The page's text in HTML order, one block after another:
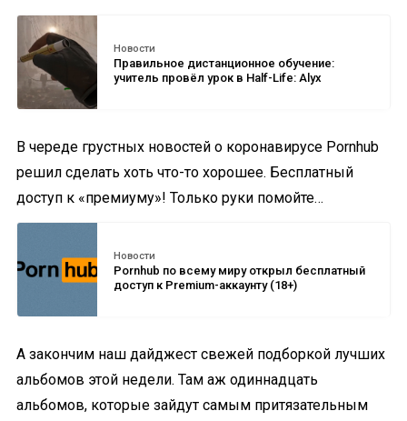
Новости
Правильное дистанционное обучение:
учитель провёл урок в Half-Life: Alyx
В череде грустных новостей о коронавирусе Pornhub
решил сделать хоть что-то хорошее. Бесплатный
доступ к «премиуму»! Только руки помойте…
Новости
Pornhub по всему миру открыл бесплатный
доступ к Premium-аккаунту (18+)
А закончим наш дайджест свежей подборкой лучших
альбомов этой недели. Там аж одиннадцать
альбомов, которые зайдут самым притязательным